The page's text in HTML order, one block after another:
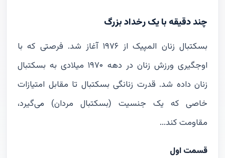
چند دقیقه با یک رخداد بزرگ
بسکتبال زنان المپیک از ۱۹۷۶ آغاز شد. فرصتی که با
اوجگیری ورزش زنان در دهه ۱۹۷۰ میلادی به بسکتبال
زنان داده شد. قدرت زنانگی بسکتبال تا مقابل امتیازات
خاصی که یک جنسیت (بسکتبال مردان) می‌گیرد،
مقاومت کند...
قسمت اول